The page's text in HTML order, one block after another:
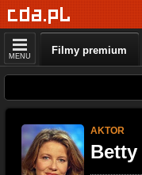
MENU Filmy premium
AKTOR